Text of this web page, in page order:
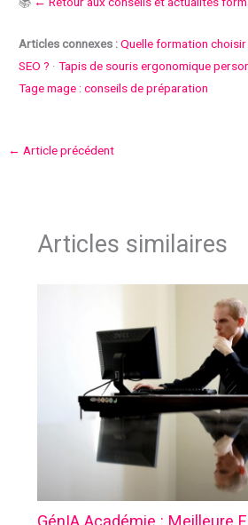
Articles connexes :Quelle formation
SEO ? ·Tapis de souris ergonomique
Tage mage : conseils de préparation
← Article précédent
Articles similaires
GénIA Académie : Meilleure